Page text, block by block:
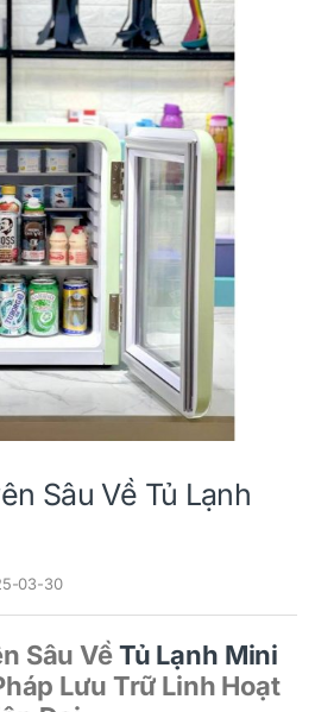
Sâu Về Tủ Lạnh
03-30
Sâu VềTủ Lạnh Mini
Lưu Trữ Linh Hoạt